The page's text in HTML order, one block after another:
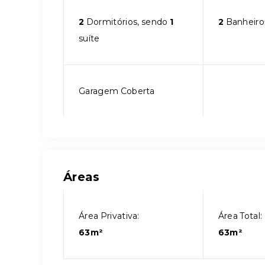
2 Dormitórios, sendo 1
suíte
2
Garagem Coberta
Áreas
Área Privativa:
63m²
Área Total:
63m²